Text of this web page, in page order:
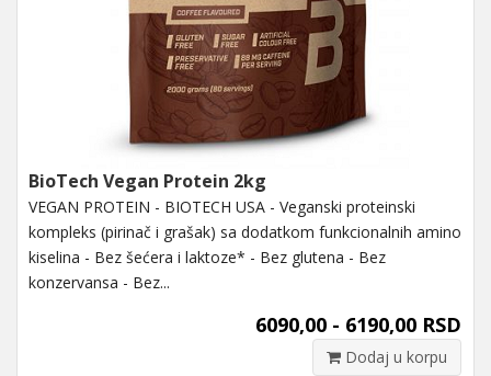
BioTech Vegan Protein 2kg
VEGAN PROTEIN - BIOTECH USA - Veganski proteinski
kompleks (pirinač i grašak) sa dodatkom funkcionalnih amino
kiselina - Bez šećera i laktoze* - Bez glutena - Bez
konzervansa - Bez...
6090,00 - 6190,00 RSD
Dodaj u korpu